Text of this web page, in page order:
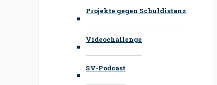
Projekte gegen Schuldistanz
Videochallenge
SV-Podcast